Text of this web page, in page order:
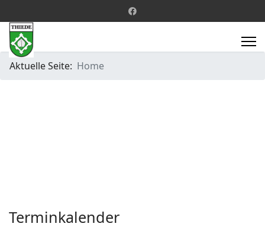
Aktuelle Seite: Home
Terminkalender